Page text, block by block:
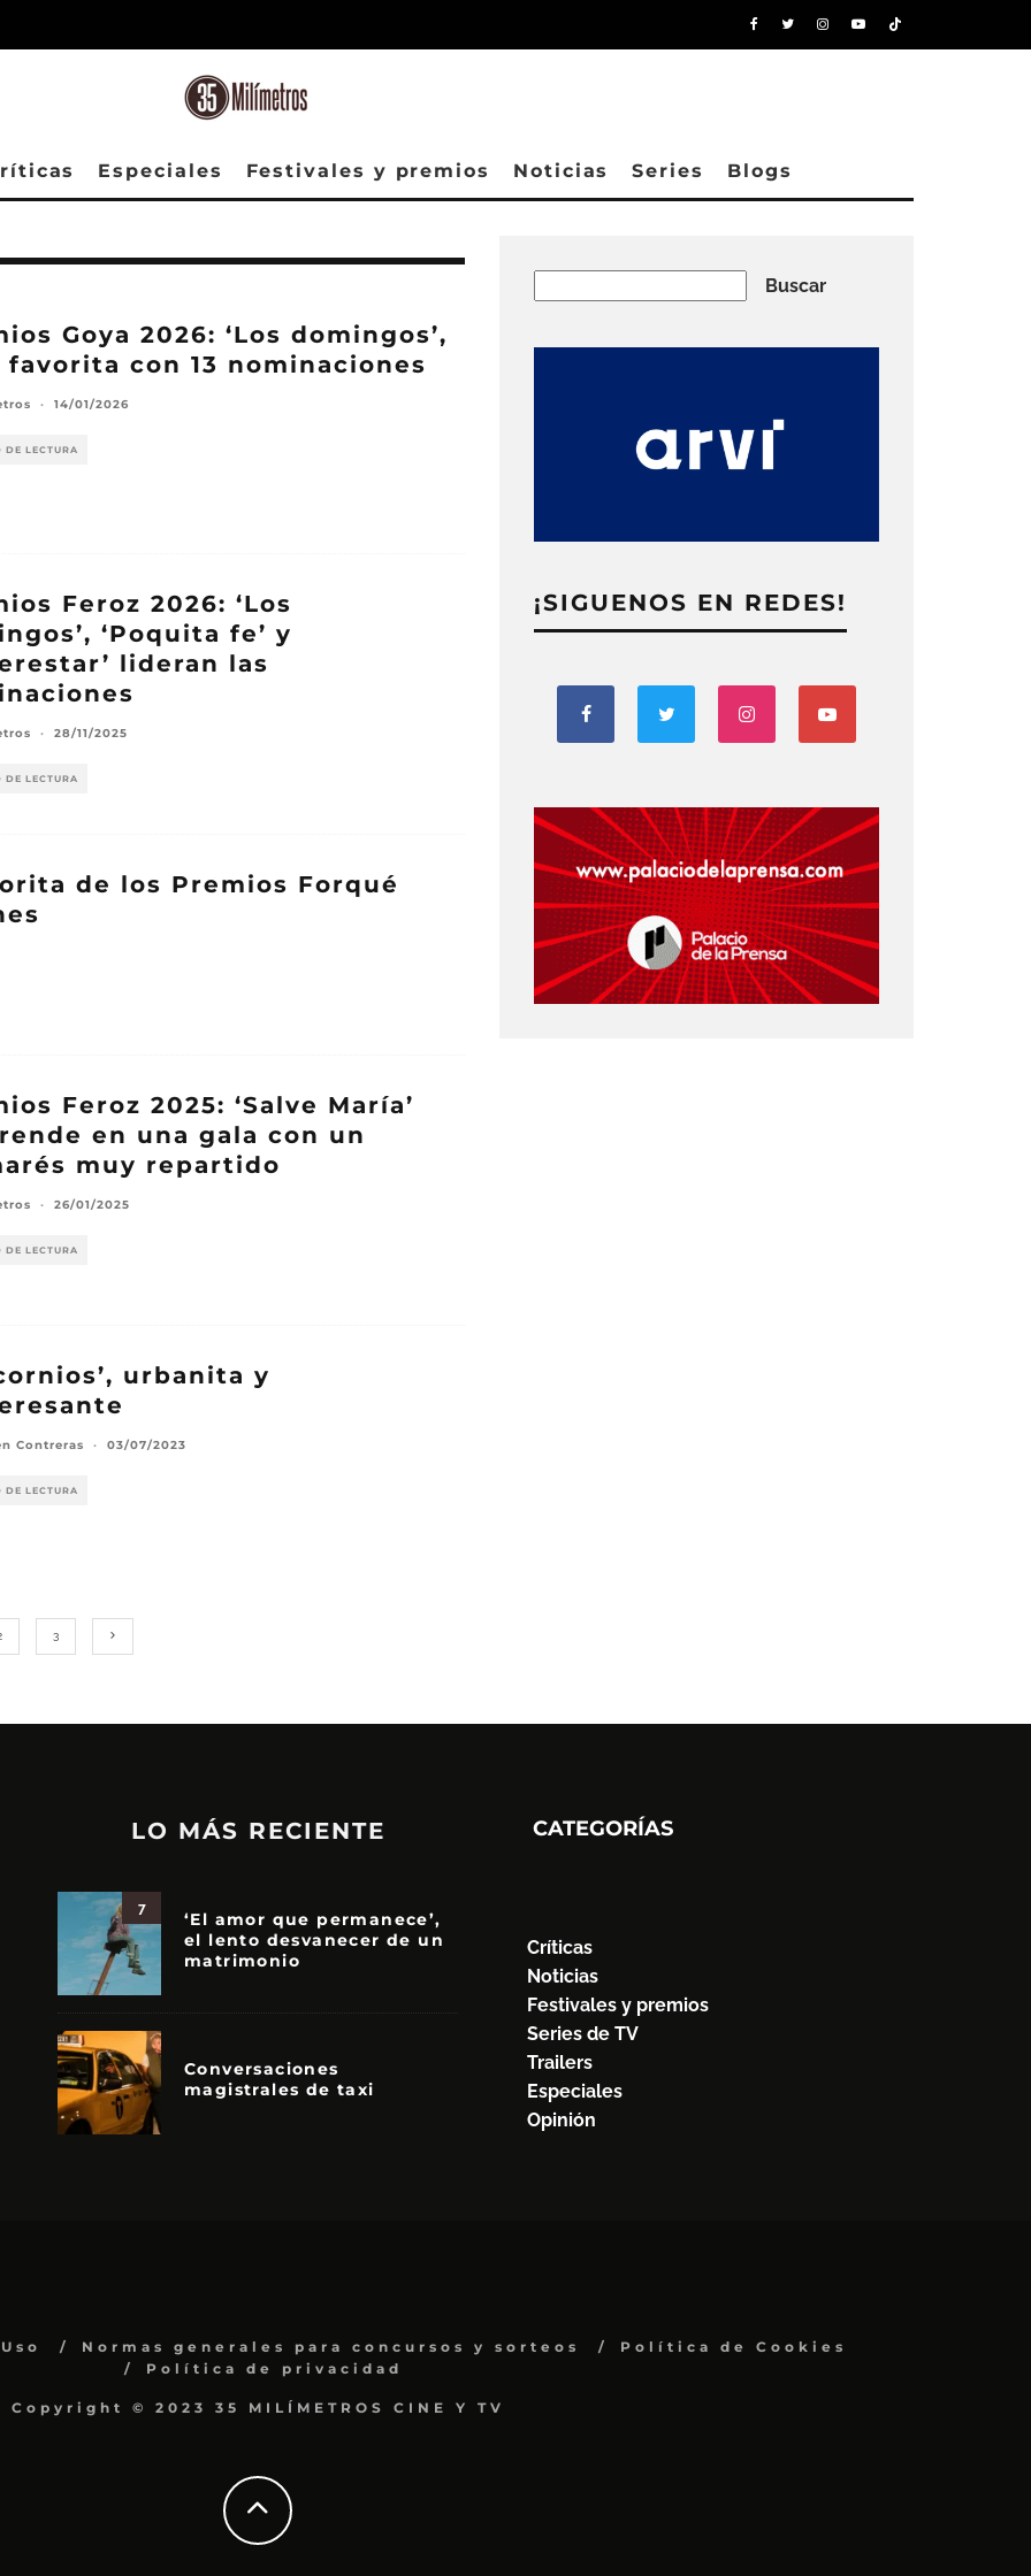
Especiales Festivales y premios Noticias Series Blogs
Goya 2026: ‘Los domingos’,
favorita con 13 nominaciones
· 14/01/2026
DE LECTURA
Feroz 2026: ‘Los
‘Poquita fe’ y
lideran las
· 28/11/2025
DE LECTURA
de los Premios Forqué
Feroz 2025: ‘Salve María’
en una gala con un
muy repartido
· 26/01/2025
DE LECTURA
urbanita y
Contreras · 03/07/2023
DE LECTURA
3
Buscar
¡SIGUENOS EN REDES!
LO MÁS RECIENTE
7
‘El amor que permanece’,
el lento desvanecer de un
matrimonio
Conversaciones
magistrales de taxi
CATEGORÍAS
Críticas
Noticias
Festivales y premios
Series de TV
Trailers
Especiales
Opinión
Normas generales para concursos y sorteos
Política de Cookies
Política de privacidad
Copyright © 2023 35 MILÍMETROS CINE Y TV